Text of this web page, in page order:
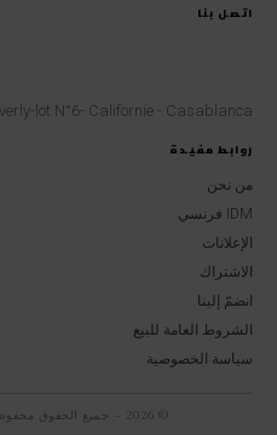
روابط مفيدة
من نحن
IDM فرنسي
الإعلانات
الاشتراك
انضمّ إلينا
الشروط العامة للبيع
سياسة الخصوصية
اتصل بنا
lot N°6- Californie - Casablanca
© 2026 – جميع الحقوق محفوظة، مجموعة إندوستريكوم